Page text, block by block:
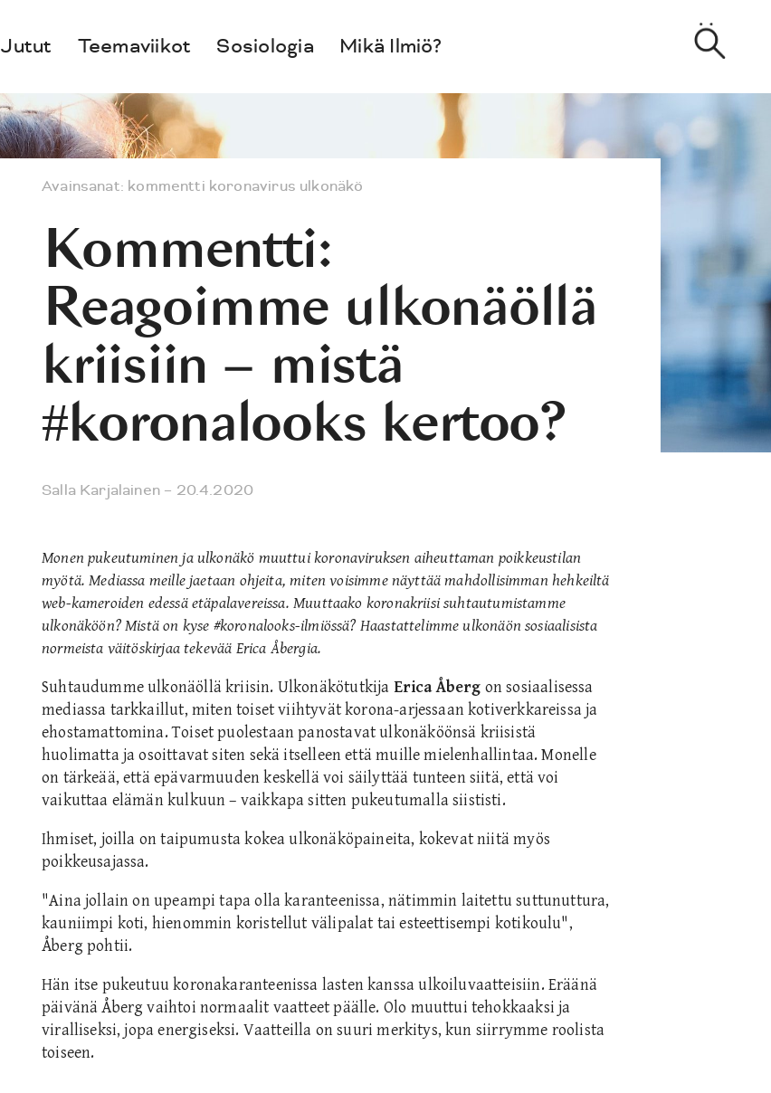
Jutut Teemaviikot Sosiologia Mikä Ilmiö?
Avainsanat: kommentti koronavirus ulkonäkö
Kommentti:
Reagoimme ulkonäöllä
kriisiin – mistä
#koronalooks kertoo?
Salla Karjalainen – 20.4.2020
Monen pukeutuminen ja ulkonäkö muuttui koronaviruksen aiheuttaman poikkeustilan
myötä. Mediassa meille jaetaan ohjeita, miten voisimme näyttää mahdollisimman hehkeiltä
web-kameroiden edessä etäpalavereissa. Muuttaako koronakriisi suhtautumistamme
ulkonäköön? Mistä on kyse #koronalooks-ilmiössä? Haastattelimme ulkonäön sosiaalisista
normeista väitöskirjaa tekevää Erica Åbergia.
Suhtaudumme ulkonäöllä kriisin. Ulkonäkötutkija Erica Åberg on sosiaalisessa
mediassa tarkkaillut, miten toiset viihtyvät korona-arjessaan kotiverkkareissa ja
ehostamattomina. Toiset puolestaan panostavat ulkonäköönsä kriisistä
huolimatta ja osoittavat siten sekä itselleen että muille mielenhallintaa. Monelle
on tärkeää, että epävarmuuden keskellä voi säilyttää tunteen siitä, että voi
vaikuttaa elämän kulkuun – vaikkapa sitten pukeutumalla siististi.
Ihmiset, joilla on taipumusta kokea ulkonäköpaineita, kokevat niitä myös
poikkeusajassa.
"Aina jollain on upeampi tapa olla karanteenissa, nätimmin laitettu suttunuttura,
kauniimpi koti, hienommin koristellut välipalat tai esteettisempi kotikoulu",
Åberg pohtii.
Hän itse pukeutuu koronakaranteenissa lasten kanssa ulkoiluvaatteisiin. Eräänä
päivänä Åberg vaihtoi normaalit vaatteet päälle. Olo muuttui tehokkaaksi ja
viralliseksi, jopa energiseksi. Vaatteilla on suuri merkitys, kun siirrymme roolista
toiseen.